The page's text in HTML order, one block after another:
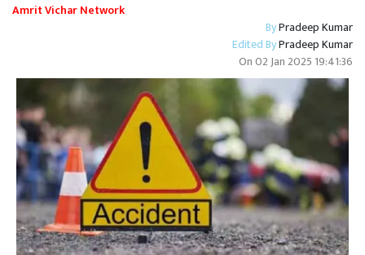
Amrit Vichar Network
ByPradeep Kumar
Edited ByPradeep Kumar
On02 Jan 2025 19:41:36